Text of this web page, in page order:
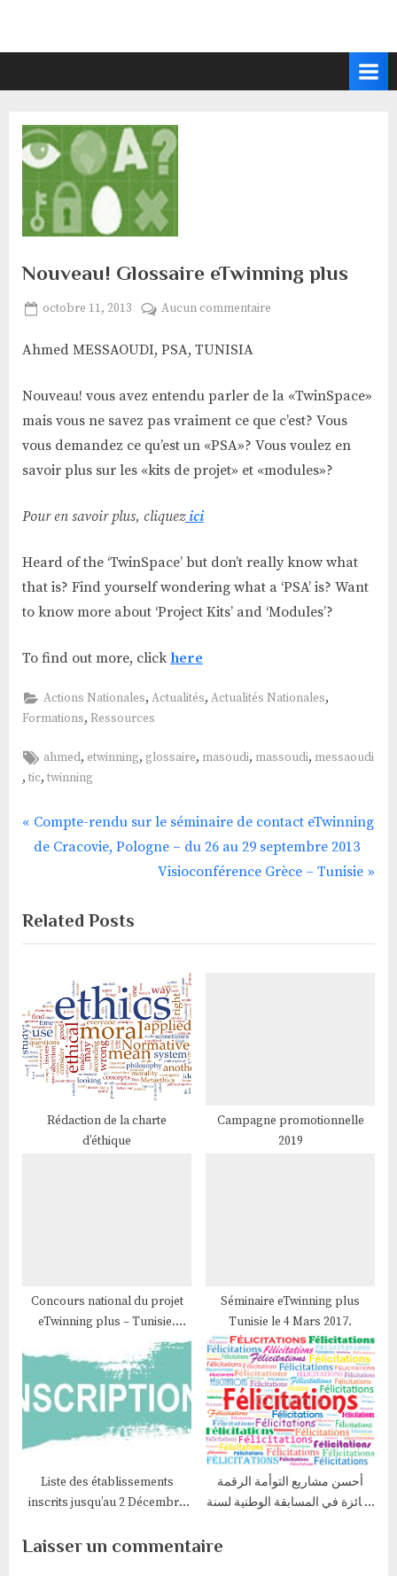
Nouveau! Glossaire eTwinning plus
Posted
octobre 11, 2013
Larbi
Aucun commentaire
plus
Ahmed MESSAOUDI, PSA, TUNISIA
Nouveau! vous avez entendu parler de la «TwinSpace»
mais vous ne savez pas vraiment ce que c’est? Vous
vous demandez ce qu’est un «PSA»? Vous voulez en
savoir plus sur les «kits de projet» et «modules»?
Pour en savoir plus, cliquezici
Heard of the ‘TwinSpace’ but don’t really know what
that is? Find yourself wondering what a ‘PSA’ is? Want
to know more about ‘Project Kits’ and ‘Modules’?
To find out more, click here
Actions Nationales,Actualités,Actualités Nationales,
Formations, Ressources
Tags:
ahmed, etwinning, glossaire, masoudi, massoudi, messaoudi
, tic, twinning
Navigation
P
r
i
o
P
o
s
Compte-rendu sur le séminaire de contact eTwinning
de Cracovie, Pologne – du 26 au 29 septembre 2013
N
t
o
s
t
:
Visioconférence Grèce – Tunisie
Related Posts
Rédaction de la charte
d’éthique
Campagne promotionnelle
2019
Concours national du projet
eTwinning plus – Tunisie.
Séminaire eTwinning plus
Tunisie le 4 Mars 2017.
Liste des établissements
inscrits jusqu’au 2 Décembre
أحسن مشاريع التوأمة الرقمة
الفائزة في المسابقة الوطنية لسنة
Laisser un commentaire